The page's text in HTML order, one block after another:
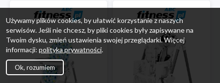
Używamy plików cookies, by ułatwić korzystanie z naszych
serwisów. Jeśli nie chcesz, by pliki cookies były zapisywane na
Twoim dysku, zmień ustawienia swojej przeglądarki. Więcej
informacji: polityka prywatności.
Ok, rozumiem